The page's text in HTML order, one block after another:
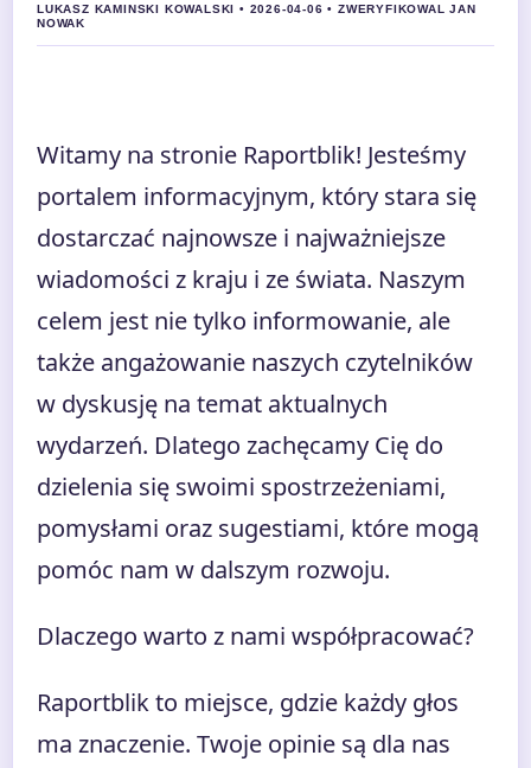
LUKASZ KAMINSKI KOWALSKI • 2026-04-06 • ZWERYFIKOWAL JAN
NOWAK
Witamy na stronie Raportblik! Jesteśmy
portalem informacyjnym, który stara się
dostarczać najnowsze i najważniejsze
wiadomości z kraju i ze świata. Naszym
celem jest nie tylko informowanie, ale
także angażowanie naszych czytelników
w dyskusję na temat aktualnych
wydarzeń. Dlatego zachęcamy Cię do
dzielenia się swoimi spostrzeżeniami,
pomysłami oraz sugestiami, które mogą
pomóc nam w dalszym rozwoju.
Dlaczego warto z nami współpracować?
Raportblik to miejsce, gdzie każdy głos
ma znaczenie. Twoje opinie są dla nas